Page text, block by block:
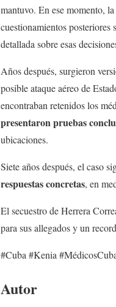
mantuvo. En ese momento,
cuestionamientos
detallada sobre esas
Años después, surgieron
posible ataque aéreo de
encontraban retenidos los
presentaron pruebas
ubicaciones.
Siete años después, el caso
respuestas concretas, en
El secuestro de Herrera
para sus allegados y un
#Cuba #Kenia
Autor